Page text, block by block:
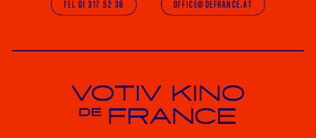
TEL 01 317 52 36 OFFICE@DEFRANCE.AT
Votiv Kino und Kino De France in Wien